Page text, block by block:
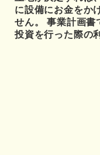
に設備にお金をか
せん。 事業計画書
投資を行った際の